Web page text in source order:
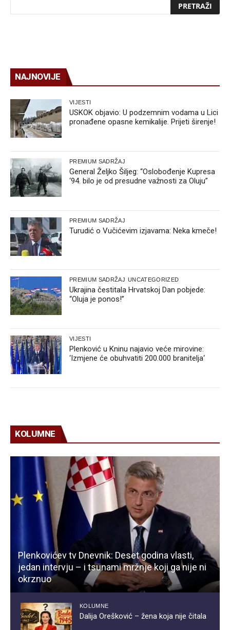
NAJNOVIJE
VIJESTI
USKOK objavio: U podzemnim vodama u Lici
pronađene opasne kemikalije. Prijeti širenje!
PREMIUM SADRŽAJ
General Željko Šiljeg: “Oslobođenje Kupresa
‘94. bilo je od presudne važnosti za Oluju”
PREMIUM SADRŽAJ
Turudić o Vučićevim izjavama: Neka kmeče!
PREMIUM SADRŽAJ UNCATEGORIZED
Ukrajina čestitala Hrvatskoj Dan pobjede:
“Oluja je ponos!”
VIJESTI
Plenković u Kninu najavio veće mirovine:
‘Izmjene će obuhvatiti 200.000 branitelja‘
KOLUMNE
Plenkovićev tv Dnevnik: Deset godina vlasti,
jedan intervju – i tsunami mržnje koji ga nije ni
okrznuo
KOLUMNE
Dalija Orešković – žena koja nije čitala